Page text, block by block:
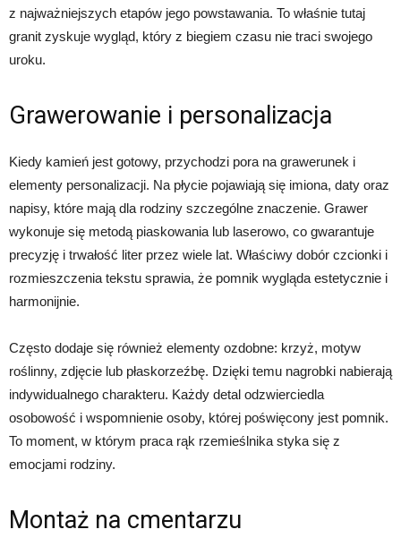
z najważniejszych etapów jego powstawania. To właśnie tutaj
granit zyskuje wygląd, który z biegiem czasu nie traci swojego
uroku.
Grawerowanie i personalizacja
Kiedy kamień jest gotowy, przychodzi pora na grawerunek i
elementy personalizacji. Na płycie pojawiają się imiona, daty oraz
napisy, które mają dla rodziny szczególne znaczenie. Grawer
wykonuje się metodą piaskowania lub laserowo, co gwarantuje
precyzję i trwałość liter przez wiele lat. Właściwy dobór czcionki i
rozmieszczenia tekstu sprawia, że pomnik wygląda estetycznie i
harmonijnie.
Często dodaje się również elementy ozdobne: krzyż, motyw
roślinny, zdjęcie lub płaskorzeźbę. Dzięki temu nagrobki nabierają
indywidualnego charakteru. Każdy detal odzwierciedla
osobowość i wspomnienie osoby, której poświęcony jest pomnik.
To moment, w którym praca rąk rzemieślnika styka się z
emocjami rodziny.
Montaż na cmentarzu